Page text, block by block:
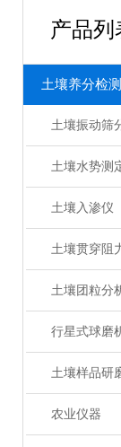
产品列
土壤养分检
土壤振动筛
土壤水势测
土壤入渗仪
土壤贯穿阻
土壤团粒分
行星式球磨
土壤样品研
农业仪器